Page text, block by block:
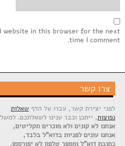
website in this browser for the next
time I comment.
צרו קשר
לפני יצירת קשר, עברו על הדף שאלות
נפוצות, ייתכן וכבר ענינו לשאלתכם.
אנחנו לא קונים ולא מוכרים תקליטים,
אנחנו עונים לפניות בדוא"ל בלבד,
כתובת דוא"ל ומספר טלפון לא יפורסמו.